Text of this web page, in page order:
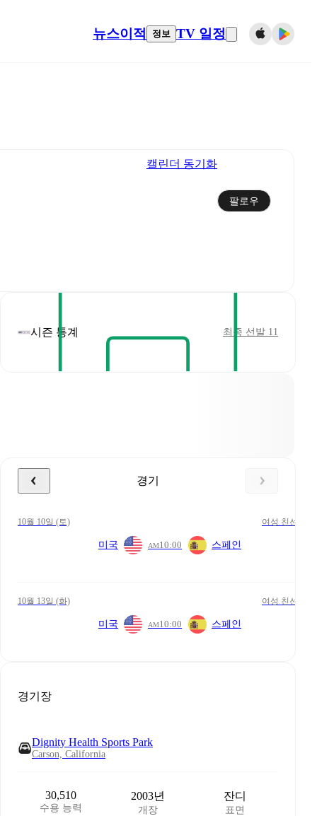
뉴스이적 정보 TV 일정
캘린더 동기화
팔로우
시즌 통계 최종 선발 11
경기
10월 10일 (토) 여성 친선
미국 AM10:00 스페인
10월 13일 (화) 여성 친선
미국 AM10:00 스페인
경기장
Dignity Health Sports Park
Carson, California
30,510
수용 능력
2003년
개장
잔디
표면